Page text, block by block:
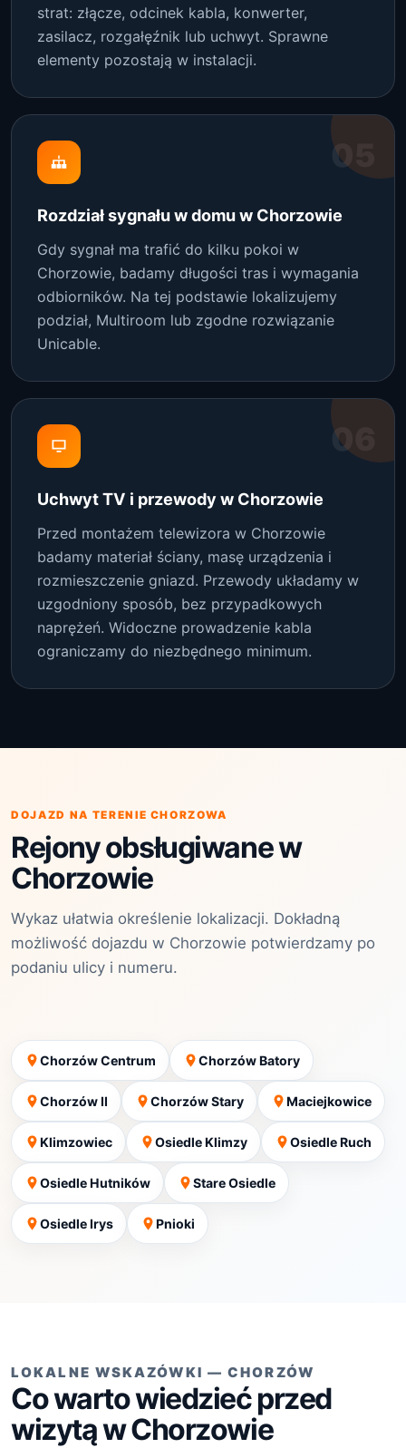
strat: złącze, odcinek kabla, konwerter,
zasilacz, rozgałęźnik lub uchwyt. Sprawne
elementy pozostają w instalacji.
05
Rozdział sygnału w domu w Chorzowie
Gdy sygnał ma trafić do kilku pokoi w
Chorzowie, badamy długości tras i wymagania
odbiorników. Na tej podstawie lokalizujemy
podział, Multiroom lub zgodne rozwiązanie
Unicable.
06
Uchwyt TV i przewody w Chorzowie
Przed montażem telewizora w Chorzowie
badamy materiał ściany, masę urządzenia i
rozmieszczenie gniazd. Przewody układamy w
uzgodniony sposób, bez przypadkowych
naprężeń. Widoczne prowadzenie kabla
ograniczamy do niezbędnego minimum.
DOJAZD NA TERENIE CHORZOWA
Rejony obsługiwane w
Chorzowie
Wykaz ułatwia określenie lokalizacji. Dokładną
możliwość dojazdu w Chorzowie potwierdzamy po
podaniu ulicy i numeru.
Chorzów Centrum Chorzów Batory
Chorzów II Chorzów Stary Maciejkowice
Klimzowiec Osiedle Klimzy Osiedle Ruch
Osiedle Hutników Stare Osiedle
Osiedle Irys Pnioki
LOKALNE WSKAZÓWKI — CHORZÓW
Co warto wiedzieć przed
wizytą w Chorzowie